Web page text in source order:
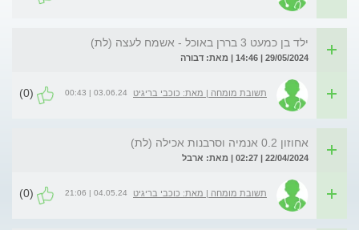
ילד בן כמעט 3 בררן באוכל - אשמח לעצה (לת)
29/05/2024 | 14:46 | מאת: דבורה
תשובת מומחה | מאת: כוכבי בריגיט 03.06.24 | 00:43
(0)
אחוזון 0.2 אנמיה וסרבנות אכילה (לת)
22/04/2024 | 02:27 | מאת: ארבל
תשובת מומחה | מאת: כוכבי בריגיט 04.05.24 | 21:06
(0)